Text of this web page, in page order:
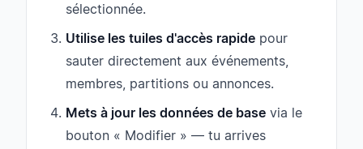
sélectionnée.
Utilise les tuiles d'accès rapide pour
sauter directement aux événements,
membres, partitions ou annonces.
Mets à jour les données de base via le
bouton « Modifier » — tu arrives